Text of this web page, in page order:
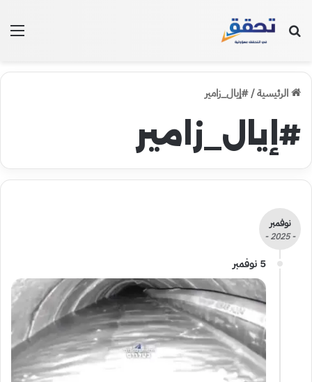
بحث عن
الرئيسية/#إيال_زامير
#إيال_زامير
نوفمبر
- 2025 -
5 نوفمبر